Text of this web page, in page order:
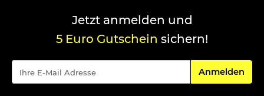
Jetzt anmelden und
5 Euro Gutschein sichern!
Für den
Anmelden